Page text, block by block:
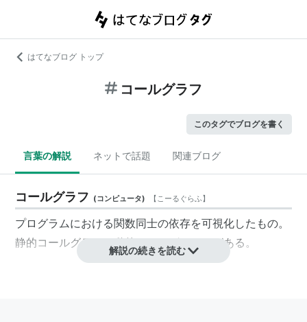
はてなブログ トップ
コールグラフ
このタグでブログを書く
言葉の解説 ネットで話題 関連ブログ
コールグラフ (コンピュータ) 【こーるぐらふ】
プログラムにおける関数同士の依存を可視化したもの。
静的コールグラフと動的コールグラフとがある。
解説の続きを読む